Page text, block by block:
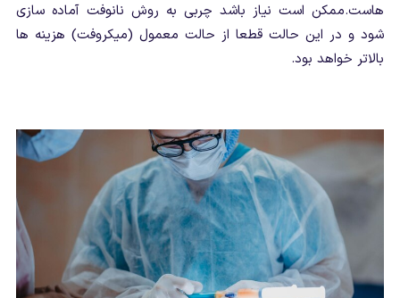
هاست.ممکن است نیاز باشد چربی به روش نانوفت آماده سازی
شود و در این حالت قطعا از حالت معمول (میکروفت) هزینه ها
بالاتر خواهد بود.